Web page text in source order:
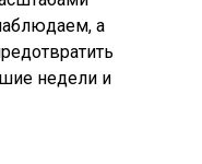
а
недели и